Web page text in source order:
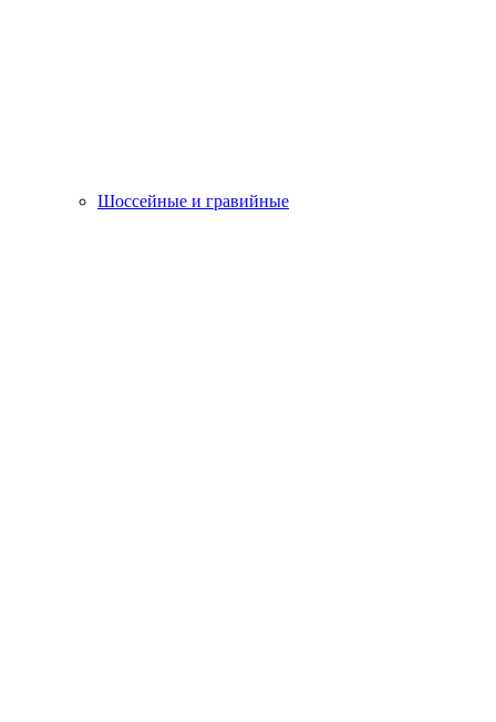
Шоссейные и гравийные